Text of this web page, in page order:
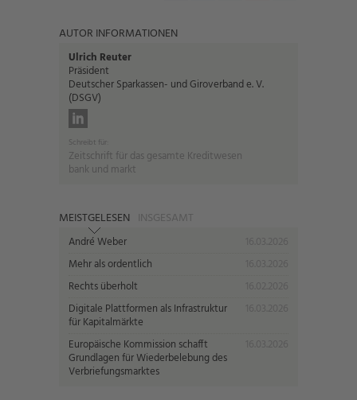
AUTOR INFORMATIONEN
Ulrich Reuter
Präsident
Deutscher Sparkassen- und Giroverband e. V.
(DSGV)
Schreibt für:
Zeitschrift für das gesamte Kreditwesen
bank und markt
MEISTGELESEN INSGESAMT
André Weber
Mehr als ordentlich
Rechts überholt
Digitale Plattformen als Infrastruktur
für Kapitalmärkte
Europäische Kommission schafft
Grundlagen für Wiederbelebung des
Verbriefungsmarktes